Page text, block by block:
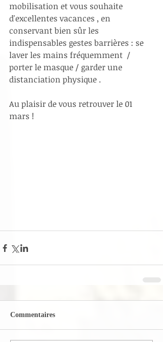
mobilisation et vous souhaite
d'excellentes vacances , en
conservant bien sûr les
indispensables gestes barrières : se
laver les mains fréquemment  /
porter le masque / garder une
distanciation physique .
Au plaisir de vous retrouver le 01
mars !
Commentaires